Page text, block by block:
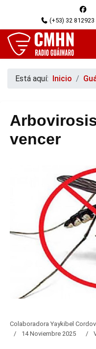
(+53) 32 812923
Está aquí: Inicio
vencer
Colaboradora Yaykibel
14 Noviembre 2025